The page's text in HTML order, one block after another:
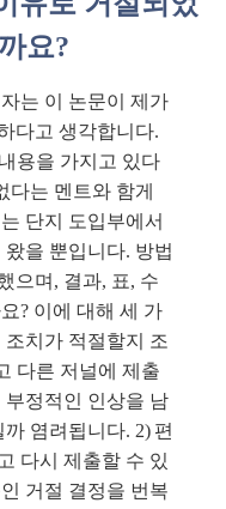
요?
는 이 논문이 제가
다고 생각합니다.
용을 가지고 있다
다는 멘트와 함게
단지 도입부에서
을 뿐입니다. 방법
으며, 결과, 표, 수
? 이에 대해 세 가
치가 적절할지 조
다른 저널에 제출
부정적인 인상을 남
염려됩니다. 2) 편
다시 제출할 수 있
거절 결정을 번복